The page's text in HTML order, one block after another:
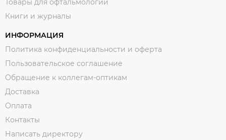
Товары для офтальмологии
Книги и журналы
ИНФОРМАЦИЯ
Политика конфиденциальности и оферта
Пользовательское соглашение
Обращение к коллегам-оптикам
Доставка
Оплата
Контакты
Написать директору